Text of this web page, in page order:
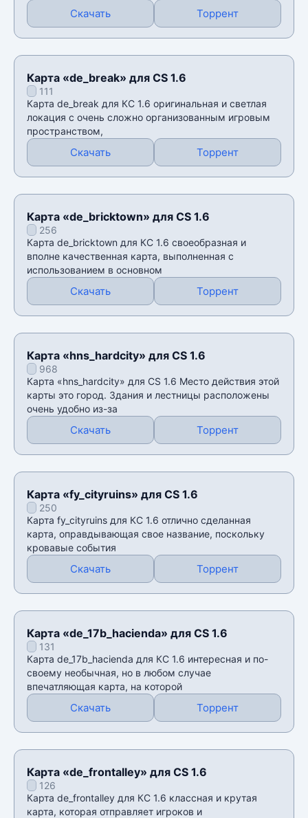
Скачать Торрент
Карта «de_break» для CS 1.6
111
Карта de_break для КС 1.6 оригинальная и светлая
локация с очень сложно организованным игровым
пространством,
Скачать Торрент
Карта «de_bricktown» для CS 1.6
256
Карта de_bricktown для КС 1.6 своеобразная и
вполне качественная карта, выполненная с
использованием в основном
Скачать Торрент
Карта «hns_hardcity» для CS 1.6
968
Карта «hns_hardcity» для CS 1.6 Место действия этой
карты это город. Здания и лестницы расположены
очень удобно из-за
Скачать Торрент
Карта «fy_cityruins» для CS 1.6
250
Карта fy_cityruins для КС 1.6 отлично сделанная
карта, оправдывающая свое название, поскольку
кровавые события
Скачать Торрент
Карта «de_17b_hacienda» для CS 1.6
131
Карта de_17b_hacienda для КС 1.6 интересная и по-
своему необычная, но в любом случае
впечатляющая карта, на которой
Скачать Торрент
Карта «de_frontalley» для CS 1.6
126
Карта de_frontalley для КС 1.6 классная и крутая
карта, которая отправляет игроков и